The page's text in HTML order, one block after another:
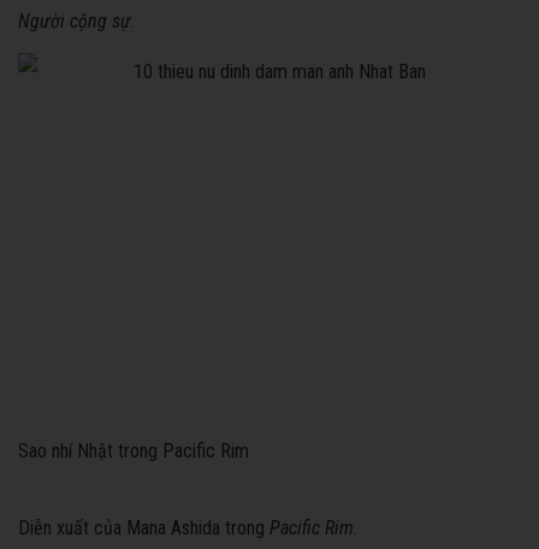
Người cộng sự.
Sao nhí Nhật trong Pacific Rim
Diễn xuất của Mana Ashida trong Pacific Rim.